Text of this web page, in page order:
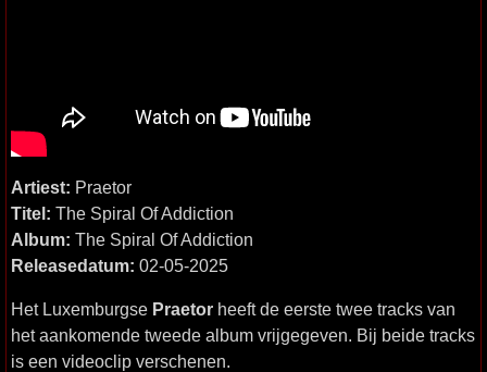
Artiest: Praetor
Titel: The Spiral Of Addiction
Album: The Spiral Of Addiction
Releasedatum: 02-05-2025
Het Luxemburgse Praetor heeft de eerste twee tracks van
het aankomende tweede album vrijgegeven. Bij beide tracks
is een videoclip verschenen.